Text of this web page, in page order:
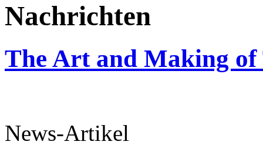
Nachrichten
The Art and Making of
News-Artikel